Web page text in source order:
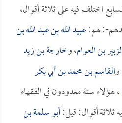
اختلف فيه على ثلاثة أقوال،
: هم:عبيد الله بن عبد الله بن
بن العوام، وخارجة بن زيد
والقاسم بن محمد بن أبي بكر
، هؤلاء ستة معدودون في الفقهاء
ثلاثة أقوال: قيل:أبو سلمة بن